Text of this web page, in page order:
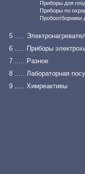
Приборы для
Приборы по
Пробоотборники
5 .....
6 ..... Приборы
7 ..... Разное
8 ..... Лабораторная
9 ..... Химреактивы